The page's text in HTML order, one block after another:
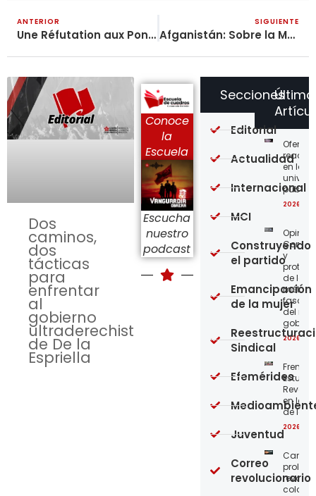
ANTERIOR
Une Réfutation aux Pontifies Communistes de la France et de la Belgique
SIGUIENTE
Afganistán: Sobre la Muerte del Camarada Zia, Presidente del Partido Comunista (Maoísta) de Afganistán
Dos
caminos,
dos
tácticas
para
enfrentar
al
gobierno
ultraderechista
de De la
Espriella
Conoce
la
Escuela
Escucha
nuestro
podcast
en las
2026-
y
de los
del
2026-
Frente
en la
de los
2026-
Carta
Secciones
Editorial
Actualidad
Internacional
MCI
Construyendo
el partido
Emancipación
de la mujer
Sindical
Efemérides
Juventud
Correo
revolucionario